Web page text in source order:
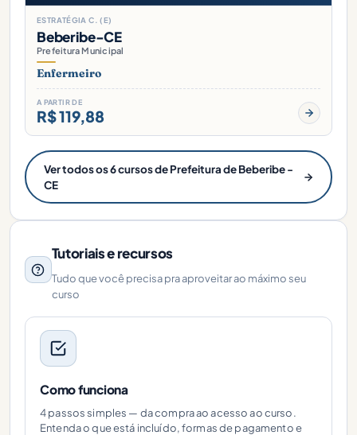
ESTRATÉGIA C. (E)
Beberibe-CE
Prefeitura Municipal
Enfermeiro
A PARTIR DE
R$ 119,88
Ver todos os 6 cursos de Prefeitura de Beberibe -
CE
Tutoriais e recursos
Tudo que você precisa pra aproveitar ao máximo seu
curso
Como funciona
4 passos simples — da compra ao acesso ao curso.
Entenda o que está incluído, formas de pagamento e